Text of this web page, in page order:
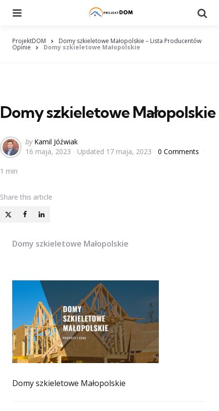
ProjektDOM Domy szkieletowe Małopolskie – Lista Producentów
Opinie Domy szkieletowe Małopolskie
Domy szkieletowe Małopolskie
Posted
by
by Kamil Jóźwiak
16 maja, 2023
Updated 17 maja, 2023 0 Comments
1 min
Share this article
Domy szkieletowe Małopolskie
Domy szkieletowe Małopolskie